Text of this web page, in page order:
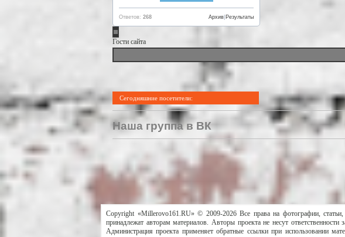
Ответов: 268 Результаты
Архив
Гости сайта
Сегодняшние посетители:
Наша группа в ВК
Copyright «Millerovo161.RU» © 2009-2026 Все права на фотографии,
принадлежат авторам материалов. Авторы проекта не несут
Администрация проекта применяет обратные ссылки при использовании